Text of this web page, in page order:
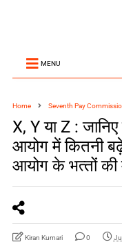
MENU
Home Seventh Pay
X, Y या Z :
आयोग में कितनी
आयोग के भत्‍तों की
Kiran Kumari 0